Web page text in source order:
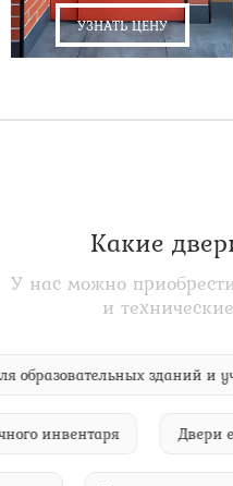
УЗНАТЬ ЦЕНУ
Какие
У нас можно
и
для образовательных зданий
инвентаря Двери ei-